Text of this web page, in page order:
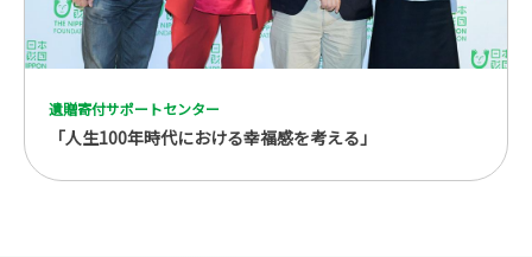
遺贈寄付サポートセンター
「人生100年時代における幸福感を考える」